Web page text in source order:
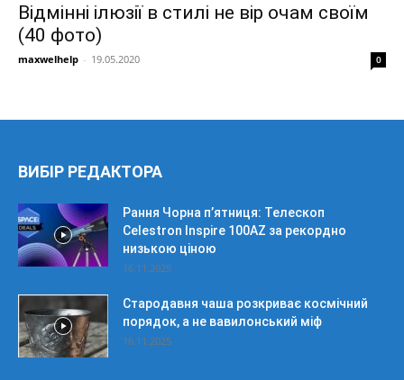
Відмінні ілюзії в стилі не вір очам своїм
(40 фото)
maxwelhelp - 19.05.2020 0
ВИБІР РЕДАКТОРА
Рання Чорна п’ятниця: Телескоп
Celestron Inspire 100AZ за рекордно
низькою ціною
16.11.2025
Стародавня чаша розкриває космічний
порядок, а не вавилонський міф
16.11.2025